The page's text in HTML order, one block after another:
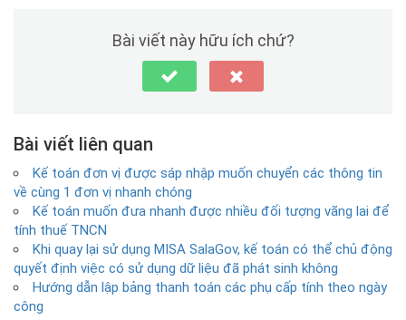
Bài viết này hữu ích chứ?
Bài viết liên quan
Kế toán đơn vị được sáp nhập muốn chuyển các thông tin
về cùng 1 đơn vị nhanh chóng
Kế toán muốn đưa nhanh được nhiều đối tượng vãng lai để
tính thuế TNCN
Khi quay lại sử dụng MISA SalaGov, kế toán có thể chủ động
quyết định việc có sử dụng dữ liệu đã phát sinh không
Hướng dẫn lập bảng thanh toán các phụ cấp tính theo ngày
công